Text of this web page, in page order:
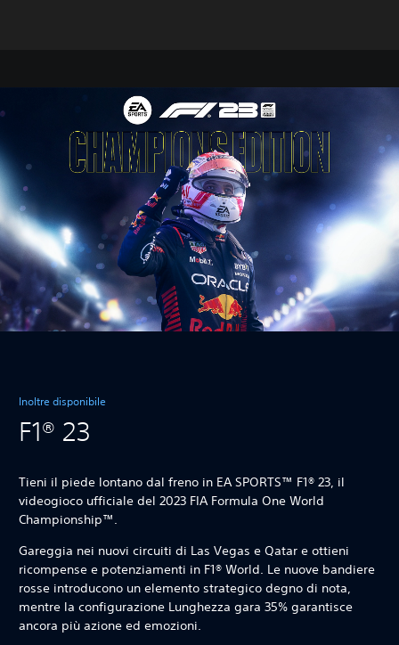
Inoltre disponibile
F1® 23
Tieni il piede lontano dal freno in EA SPORTS™ F1® 23, il
videogioco ufficiale del 2023 FIA Formula One World
Championship™.
Gareggia nei nuovi circuiti di Las Vegas e Qatar e ottieni
ricompense e potenziamenti in F1® World. Le nuove bandiere
rosse introducono un elemento strategico degno di nota,
mentre la configurazione Lunghezza gara 35% garantisce
ancora più azione ed emozioni.